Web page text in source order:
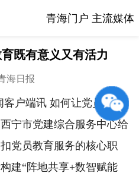
青海门户 主流媒体
既有意义又有活力
海日报
户端讯 如何让党员教育
宁市党建综合服务中心给
党员教育服务的核心职
建“阵地共享+数智赋能